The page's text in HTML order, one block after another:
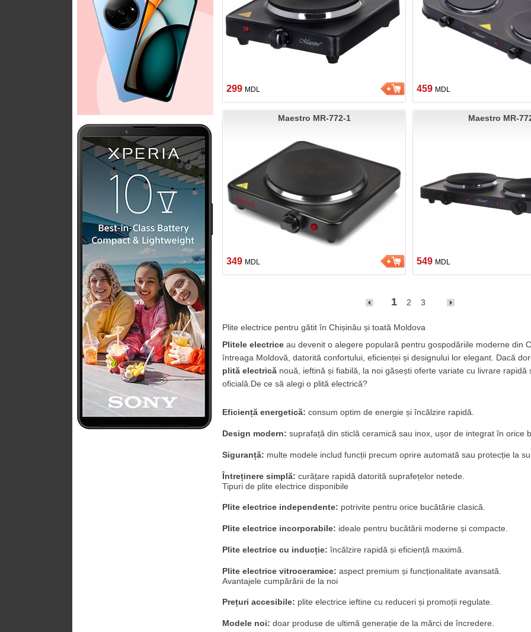
299 MDL 459 MDL
Maestro MR-772-1
349 MDL
Maestro MR-
549 MDL
1 2 3
Plite electrice pentru gătit în Chișinău și toată Moldova
Plitele electrice au devenit o alegere populară pentru gospodăriile moderne din
întreaga Moldovă, datorită confortului, eficienței și designului lor elegant. Dacă
plită electrică nouă, ieftină și fiabilă, la noi găsești oferte variate cu livrare rapidă
oficială.De ce să alegi o plită electrică?
Eficiență energetică: consum optim de energie și încălzire rapidă.
Design modern: suprafață din sticlă ceramică sau inox, ușor de integrat în orice
Siguranță: multe modele includ funcții precum oprire automată sau protecție la
Întreținere simplă: curățare rapidă datorită suprafețelor netede.
Tipuri de plite electrice disponibile
Plite electrice independente: potrivite pentru orice bucătărie clasică.
Plite electrice incorporabile: ideale pentru bucătării moderne și compacte.
Plite electrice cu inducție: încălzire rapidă și eficiență maximă.
Plite electrice vitroceramice: aspect premium și funcționalitate avansată.
Avantajele cumpărării de la noi
Prețuri accesibile: plite electrice ieftine cu reduceri și promoții regulate.
Modele noi: doar produse de ultimă generație de la mărci de încredere.